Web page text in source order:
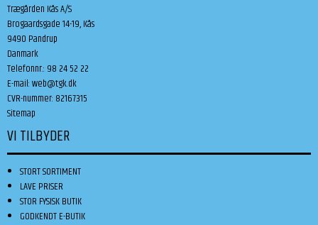
Trægården Kås A/S
Brogaardsgade 14-19, Kås
9490 Pandrup
Danmark
Telefonnr.: 98 24 52 22
E-mail:web@tgk.dk
CVR-nummer: 82167315
Sitemap
VI TILBYDER
STORT SORTIMENT
LAVE PRISER
STOR FYSISK BUTIK
GODKENDT E-BUTIK